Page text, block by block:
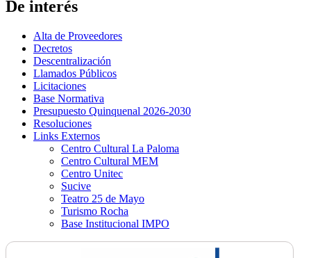
De interés
Alta de Proveedores
Decretos
Descentralización
Llamados Públicos
Licitaciones
Base Normativa
Presupuesto Quinquenal 2026-2030
Resoluciones
Links Externos
Centro Cultural La Paloma
Centro Cultural MEM
Centro Unitec
Sucive
Teatro 25 de Mayo
Turismo Rocha
Base Institucional IMPO